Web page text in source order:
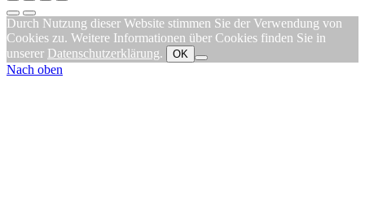
Durch Nutzung dieser Website stimmen Sie der Verwendung von
Cookies zu. Weitere Informationen über Cookies finden Sie in
unserer Datenschutzerklärung. OK
Nach oben